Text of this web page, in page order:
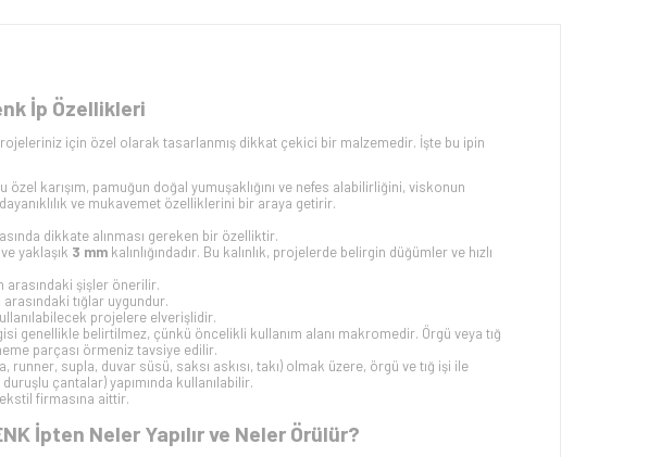
İp Özellikleri
projeleriniz için özel olarak tasarlanmış dikkat çekici bir malzemedir. İşte bu ipin
karışım, pamuğun doğal yumuşaklığını ve nefes alabilirliğini, viskonun
ve mukavemet özelliklerini bir araya getirir.
dikkate alınması gereken bir özelliktir.
yaklaşık 3 mm kalınlığındadır. Bu kalınlık, projelerde belirgin düğümler ve hızlı
arasındaki şişler önerilir.
tığlar uygundur.
projelere elverişlidir.
genellikle belirtilmez, çünkü öncelikli kullanım alanı makromedir. Örgü veya tığ
parçası örmeniz tavsiye edilir.
supla, duvar süsü, saksı askısı, takı) olmak üzere, örgü ve tığ işi ile
çantalar) yapımında kullanılabilir.
firmasına aittir.
İpten Neler Yapılır ve Neler Örülür?